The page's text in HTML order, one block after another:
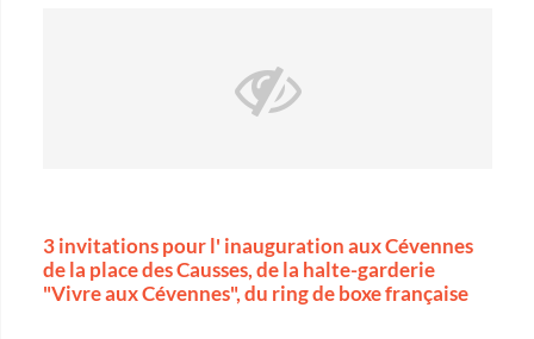
3 invitations pour l' inauguration aux Cévennes
de la place des Causses, de la halte-garderie
"Vivre aux Cévennes", du ring de boxe française